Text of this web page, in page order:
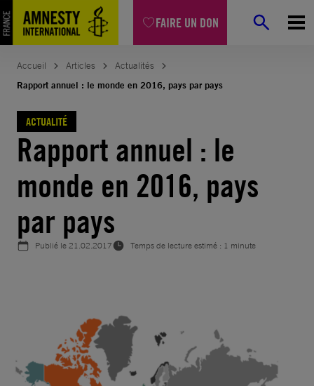
FAIRE UN DON
Aller
au
contenu
Accueil Articles
Actualités
Rapport annuel : le monde en 2016, pays par pays
ACTUALITÉ
Rapport annuel : le
monde en 2016, pays
par pays
Publié le21.02.2017 Temps de lecture estimé : 1 minute